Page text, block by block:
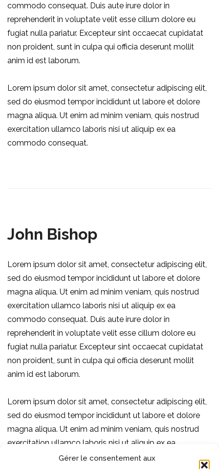
Gérer le consentement aux
commodo consequat. Duis aute irure dolor in
reprehenderit in voluptate velit esse cillum dolore eu
fugiat nulla pariatur. Excepteur sint occaecat cupidatat
non proident, sunt in culpa qui officia deserunt mollit
anim id est laborum.
Lorem ipsum dolor sit amet, consectetur adipiscing elit,
sed do eiusmod tempor incididunt ut labore et dolore
magna aliqua. Ut enim ad minim veniam, quis nostrud
exercitation ullamco laboris nisi ut aliquip ex ea
commodo consequat.
John Bishop
Lorem ipsum dolor sit amet, consectetur adipiscing elit,
sed do eiusmod tempor incididunt ut labore et dolore
magna aliqua. Ut enim ad minim veniam, quis nostrud
exercitation ullamco laboris nisi ut aliquip ex ea
commodo consequat. Duis aute irure dolor in
reprehenderit in voluptate velit esse cillum dolore eu
fugiat nulla pariatur. Excepteur sint occaecat cupidatat
non proident, sunt in culpa qui officia deserunt mollit
anim id est laborum.
Lorem ipsum dolor sit amet, consectetur adipiscing elit,
sed do eiusmod tempor incididunt ut labore et dolore
magna aliqua. Ut enim ad minim veniam, quis nostrud
exercitation ullamco laboris nisi ut aliquip ex ea
commodo consequat.